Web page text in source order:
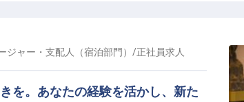
ポート】
専門性を高めながらキャリアアップを目
ジャー・支配人（宿泊部門） /正社員求人
を。あなたの経験を活かし、新た